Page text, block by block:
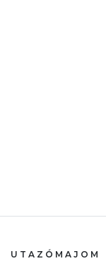
UTAZÓMAJOM